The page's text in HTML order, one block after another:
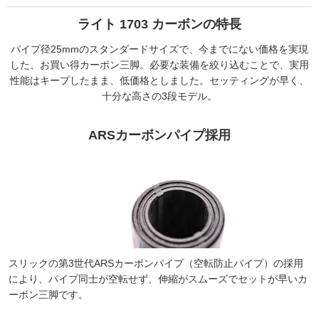
ライト 1703 カーボンの特長
パイプ径25mmのスタンダードサイズで、今までにない価格を実現
した、お買い得カーボン三脚。必要な装備を絞り込むことで、実用
性能はキープしたまま、低価格としました。セッティングが早く、
十分な高さの3段モデル。
ARSカーボンパイプ採用
スリックの第3世代ARSカーボンパイプ（空転防止パイプ）の採用
により、パイプ同士が空転せず、伸縮がスムーズでセットが早いカ
ーボン三脚です。